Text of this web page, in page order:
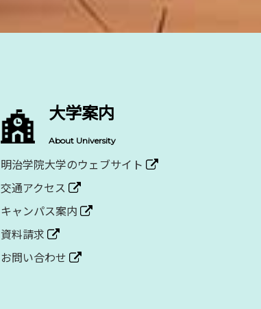
大学案内
About University
明治学院大学のウェブサイト
交通アクセス
キャンパス案内
資料請求
お問い合わせ